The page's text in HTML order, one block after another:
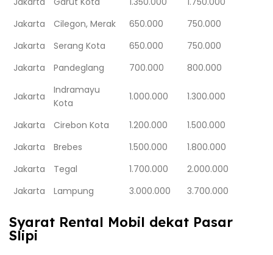
Jakarta
Cilegon, Merak 650.000
750.000
Jakarta
Serang Kota 650.000
750.000
Jakarta
Pandeglang 700.000 800.000
Jakarta
Indramayu
Kota
1.000.000 1.300.000
Jakarta Cirebon Kota 1.200.000
1.500.000
Jakarta
Brebes 1.500.000
1.800.000
Jakarta
Tegal 1.700.000
2.000.000
Jakarta
Lampung 3.000.000 3.700.000
Syarat Rental Mobil dekat Pasar
Slipi